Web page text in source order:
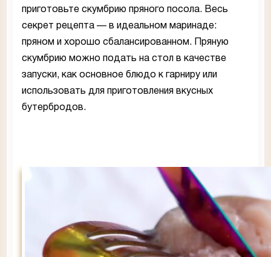
приготовьте скумбрию пряного посола. Весь
секрет рецепта — в идеальном маринаде:
пряном и хорошо сбалансированном. Пряную
скумбрию можно подать на стол в качестве
запуски, как основное блюдо к гарниру или
использовать для приготовления вкусных
бутербродов.